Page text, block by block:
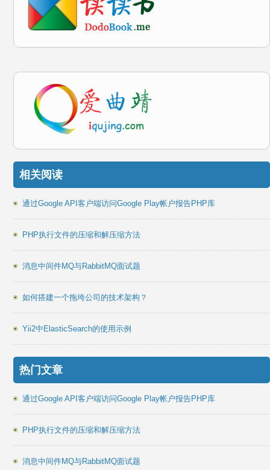
相关阅读
通过Google API客户端访问Google Play帐户报告PHP库
PHP执行文件的压缩和解压缩方法
消息中间件MQ与RabbitMQ面试题
如何搭建一个拖垮公司的技术架构？
Yii2中ElasticSearch的使用示例
热门文章
通过Google API客户端访问Google Play帐户报告PHP库
PHP执行文件的压缩和解压缩方法
消息中间件MQ与RabbitMQ面试题